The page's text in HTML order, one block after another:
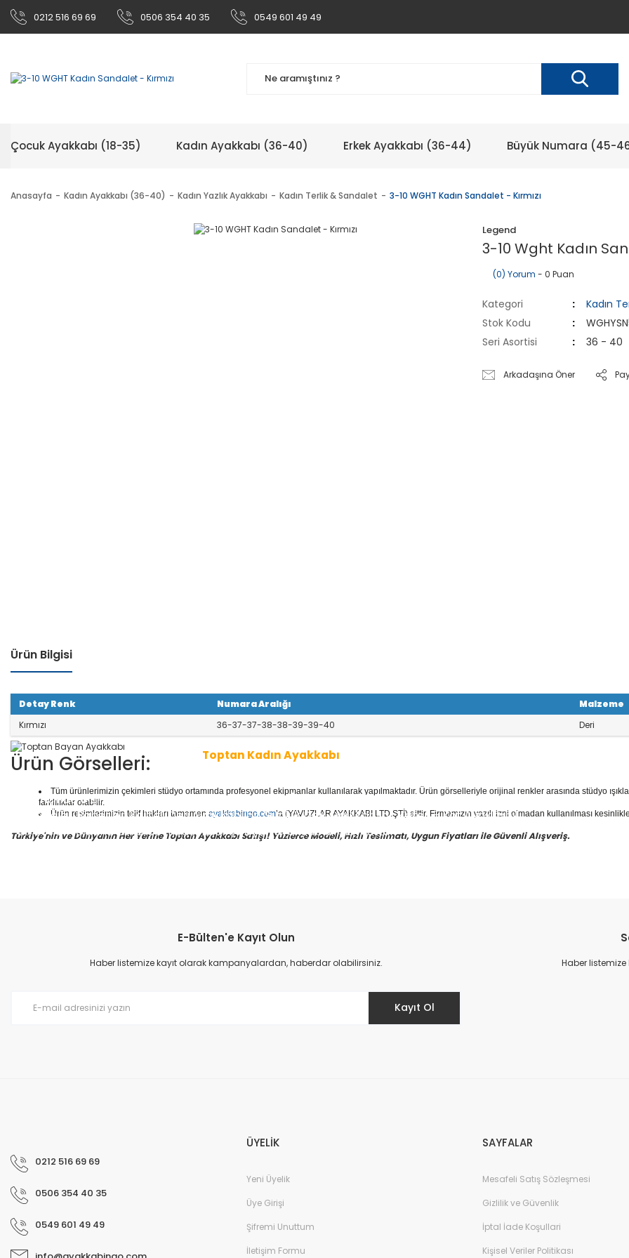
0212 516 69 69 0506 354 40 35 0549 601 49 49
Çocuk Ayakkabı (18-35) Kadın Ayakkabı (36-40) Erkek Ayakkabı (36-44) Büyük Numara (45-
Anasayfa Kadın Ayakkabı (36-40) Kadın Yazlık Ayakkabı Kadın Terlik & Sandalet 3-10 WGHT Kadın Sandalet - Kırmızı
Legend
3-10 Wght Kadın
(0) Yorum - 0 Puan
Kategori
Kadın
Stok Kodu
Seri Asortisi
36 - 40
Arkadaşına Öner
Ürün Bilgisi
Detay Renk Numara Aralığı Malzeme
Kırmızı
36-37-37-38-38-39-39-40 Deri
Toptan Kadın Ayakkabı
1 seri içinde8çift ayakkabı bulunur. Toptan Kadın/Bayan Ayakkabı
kategorisinde; Stilettola
r, Abiyeler, Babetler, Kaliteli Deri Ayakkabılar, Günlük Deri Ayakkabılar, Keten - Kot Ayakkabıl
ar, Botlar ve daha binlerce model kadın/bayan ayakkabısı mevcuttur.
Ürün Görselleri:
Tüm ürünlerimizin çekimleri stüdyo ortamında profesyonel ekipmanlar kullanılarak yapılmaktadır. Ürün görselleriyle orijinal renkler arasında stüdyo
farklılıklar olabilir.
Ürün resimlerimizin telif hakları tamamen ayakkabingo.com’a (YAVUZLAR AYAKKABI LTD.ŞTİ) aittir. Firmamızın yazılı izni olmadan kullanılması
Türkiye'nin ve Dünyanın Her Yerine Toptan Ayakkabı Satışı! Yüzlerce Modeli, Hızlı Teslimatı, Uygun Fiyatları ile Güvenli Alışveriş.
E-Bülten'e Kayıt Olun
Haber listemize kayıt olarak kampanyalardan, haberdar olabilirsiniz.
Kayıt Ol
Haber
0212 516 69 69
0506 354 40 35
0549 601 49 49
ÜYELİK
Yeni Üyelik
Üye Girişi
Şifremi Unuttum
İletişim Formu
SAYFALAR
Mesafeli Satış Sözleşmesi
Gizlilik ve Güvenlik
İptal İade Koşullari
Kişisel Veriler Politikası